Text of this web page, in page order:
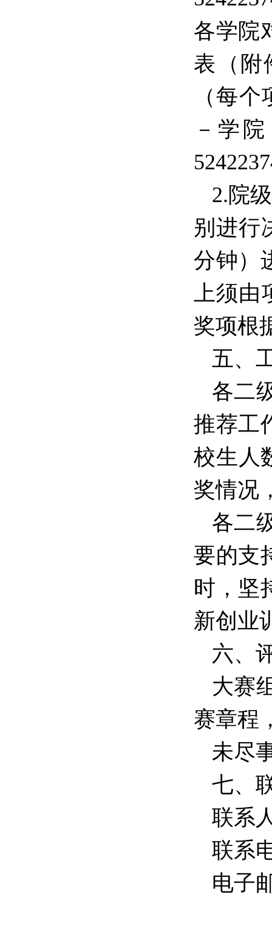
各学院
表（附
（每
－学
2.院
别进行
分钟）
上须
奖项根
五、
各二
推荐工
校生人
奖情况
各二
要的支
时，坚
新创业
六、
大赛
赛章程
未尽
七、
联系
联系
电子